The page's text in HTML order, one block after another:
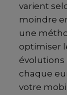
varient
moindre
une
optimiser
chaque
votre